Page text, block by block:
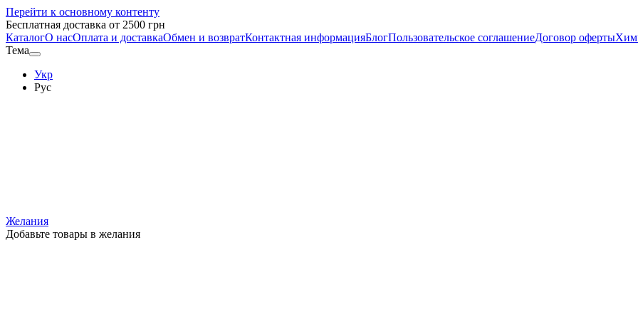
Перейти к основному контенту
Бесплатная доставка от 2500 грн
КаталогО насОплата и доставкаОбмен и возвратКонтактная информацияБлогПользовательское соглашениеДоговор оферты
Тема
Укр
Рус
Желания
Добавьте товары в желания